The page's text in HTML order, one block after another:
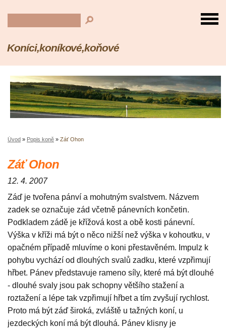
Koníci,koníkové,koňové
Úvod » Popis koně » Záť Ohon
Záť Ohon
12. 4. 2007
Záď je tvořena pánví a mohutným svalstvem. Názvem
zadek se označuje zád včetně pánevních končetin.
Podkladem zádě je křížová kost a obě kosti pánevní.
Výška v kříži má být o něco nižší než výška v kohoutku, v
opačném případě mluvíme o koni přestavěném. Impulz k
pohybu vychází od dlouhých svalů zadku, které vzpřimují
hřbet. Pánev představuje rameno síly, které má být dlouhé
- dlouhé svaly jsou pak schopny většího stažení a
roztažení a lépe tak vzpřimují hřbet a tím zvyšují rychlost.
Proto má být záď široká, zvláště u tažných koní, u
jezdeckých koní má být dlouhá. Pánev klisny je